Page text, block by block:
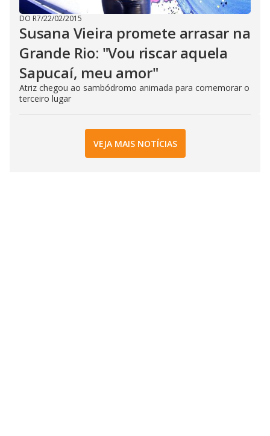
DO R7/22/02/2015
Susana Vieira promete arrasar na
Grande Rio: "Vou riscar aquela
Sapucaí, meu amor"
Atriz chegou ao sambódromo animada para comemorar o
terceiro lugar
VEJA MAIS NOTÍCIAS